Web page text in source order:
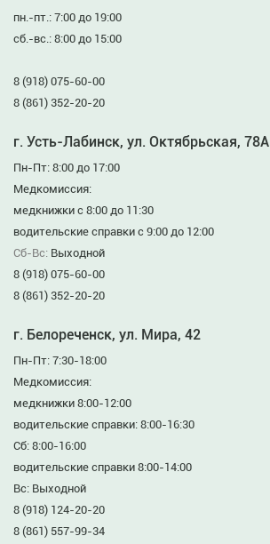
пн.-пт.: 7:00 до 19:00
сб.-вс.: 8:00 до 15:00
8 (918) 075-60-00
8 (861) 352-20-20
г. Усть-Лабинск, ул. Октябрьская, 78А
Пн-Пт: 8:00 до 17:00
Медкомиссия:
медкнижки с 8:00 до 11:30
водительские справки с 9:00 до 12:00
Сб-Вс: Выходной
8 (918) 075-60-00
8 (861) 352-20-20
г. Белореченск, ул. Мира, 42
Пн-Пт: 7:30-18:00
Медкомиссия:
медкнижки 8:00-12:00
водительские справки: 8:00-16:30
Сб: 8:00-16:00
водительские справки 8:00-14:00
Вс: Выходной
8 (918) 124-20-20
8 (861) 557-99-34